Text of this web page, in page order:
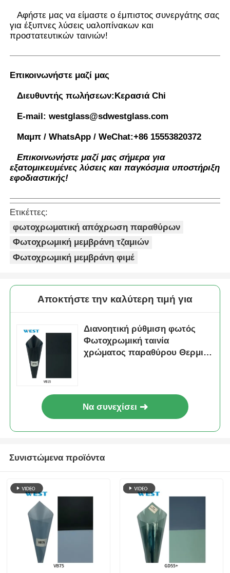
Αφήστε μας να είμαστε ο έμπιστος συνεργάτης σας
για έξυπνες λύσεις υαλοπίνακων και
προστατευτικών ταινιών!
Επικοινωνήστε μαζί μας
Διευθυντής πωλήσεων: Κερασιά Chi
E-mail: westglass@sdwestglass.com
Μαμπ / WhatsApp / WeChat:+86 15553820372
Επικοινωνήστε μαζί μας σήμερα για
εξατομικευμένες λύσεις και παγκόσμια υποστήριξη
εφοδιαστικής!
Ετικέττες:
φωτοχρωματική απόχρωση παραθύρων
Φωτοχρωμική μεμβράνη τζαμιών
Φωτοχρωμική μεμβράνη φιμέ
Αποκτήστε την καλύτερη τιμή για
Διανοητική ρύθμιση φωτός
Φωτοχρωμική ταινία
χρώματος παραθύρου Θερμική
Να συνεχίσει
Συνιστώμενα προϊόντα